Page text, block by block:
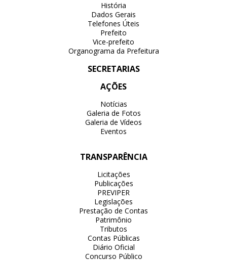
História
Dados Gerais
Telefones Úteis
Prefeito
Vice-prefeito
Organograma da Prefeitura
SECRETARIAS
AÇÕES
Notícias
Galeria de Fotos
Galeria de Vídeos
Eventos
TRANSPARÊNCIA
Licitações
Publicações
PREVIPER
Legislações
Prestação de Contas
Patrimônio
Tributos
Contas Públicas
Diário Oficial
Concurso Público